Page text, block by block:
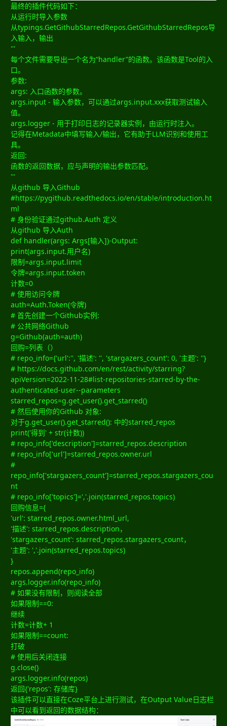
最终的插件代码如下：
从运行时导入参数
从typings.GetGithubStarredRepos.GetGithubStarredRepos导
入输入，输出
'''
每个文件需要导出一个名为“handler”的函数。该函数是Tool的入
口。
参数:
args: 入口函数的参数。
args.input - 输入参数，可以通过args.input.xxx获取测试输入
值。
args.logger - 用于打印日志的记录器实例，由运行时注入。
记得在Metadata中填写输入/输出，它有助于LLM识别和使用工
具。
返回:
函数的返回数据，应与声明的输出参数匹配。
'''
从github 导入Github
#https://pygithub.readthedocs.io/en/stable/introduction.ht
ml
# 身份验证通过github.Auth 定义
从github 导入Auth
def handler(args: Args[输入])-Output:
print(args.input.用户名)
限制=args.input.limit
令牌=args.input.token
计数=0
# 使用访问令牌
auth=Auth.Token(令牌)
# 首先创建一个Github实例:
# 公共网络Github
g=Github(auth=auth)
回购=列表（）
# repo_info={'url':'', '描述': '', 'stargazers_count': 0, '主题': ''}
# https://docs.github.com/en/rest/activity/starring?
apiVersion=2022-11-28#list-repositories-starred-by-the-
authenticated-user--parameters
starred_repos=g.get_user().get_starred()
# 然后使用你的Github 对象:
对于g.get_user().get_starred(): 中的starred_repos
print('得到' + str(计数))
# repo_info['description']=starred_repos.description
# repo_info['url']=starred_repos.owner.url
#
repo_info['stargazers_count']=starred_repos.stargazers_cou
nt
# repo_info['topics']=','.join(starred_repos.topics)
回购信息={
'url': starred_repos.owner.html_url,
'描述': starred_repos.description，
'stargazers_count': starred_repos.stargazers_count，
'主题': ','.join(starred_repos.topics)
}
repos.append(repo_info)
args.logger.info(repo_info)
# 如果没有限制，则阅读全部
如果限制==0:
继续
计数=计数+ 1
如果限制==count:
打破
# 使用后关闭连接
g.close()
args.logger.info(repos)
返回{'repos': 存储库}
该插件可以直接在Coze平台上进行测试，在Output Value日志栏
中可以看到返回的数据结构：